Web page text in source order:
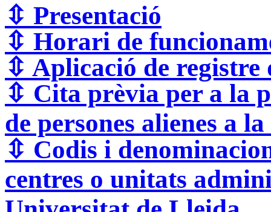
⇳ Presentació
⇳ Horari de
⇳ Aplicació de registre
⇳ Cita prèvia per a la
de persones alienes a
⇳ Codis i
centres o unitats